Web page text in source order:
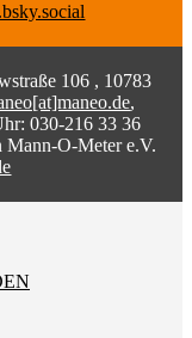
106 , 10783
,
030-216 33 36
Mann-O-Meter e.V.